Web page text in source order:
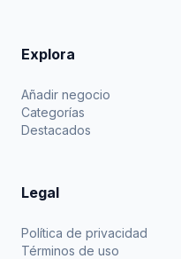
Explora
Añadir negocio
Categorías
Destacados
Legal
Política de privacidad
Términos de uso